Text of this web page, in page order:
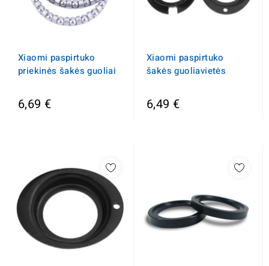
Xiaomi paspirtuko
priekinės šakės guoliai
6,69 €
Xiaomi paspirtuko
šakės guoliavietės
6,49 €